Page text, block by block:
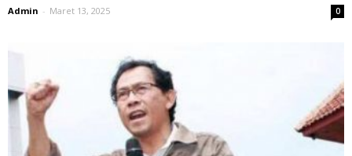
Admin - Maret 13, 2025 0